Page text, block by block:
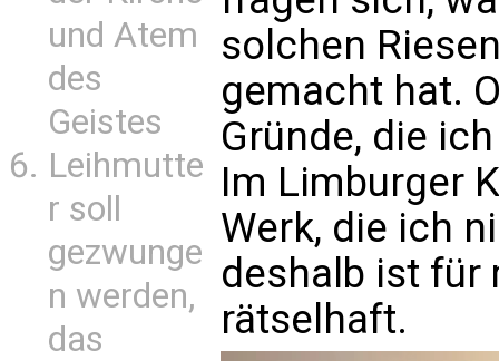
und Atem
des
Geistes
Leihmutte
r soll
gezwunge
n werden,
das
solchen
gemacht hat.
Gründe, die
Im Limburger
Werk, die ich
deshalb ist für
rätselhaft.